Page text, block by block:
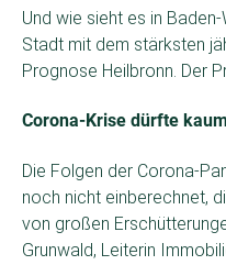
Und wie sieht es in
Stadt mit dem stärksten
Prognose Heilbronn. Der
Corona-Krise dürfte
Die Folgen der Corona-
noch nicht einberechnet,
von großen
Grunwald, Leiterin